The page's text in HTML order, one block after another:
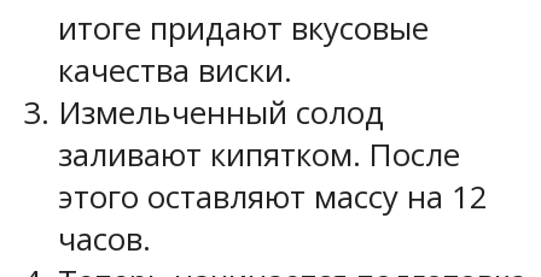
итоге придают вкусовые
качества виски.
Измельченный солод
заливают кипятком. После
этого оставляют массу на 12
часов.